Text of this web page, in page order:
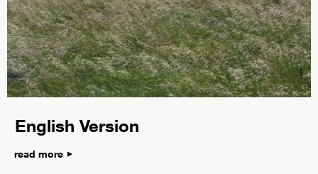
English Version
read more